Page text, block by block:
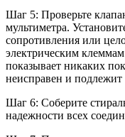
Шаг 5: Проверьте
мультиметра.
сопротивления или
электрическим
показывает никаких
неисправен и подлежит
Шаг 6: Соберите
надежности всех